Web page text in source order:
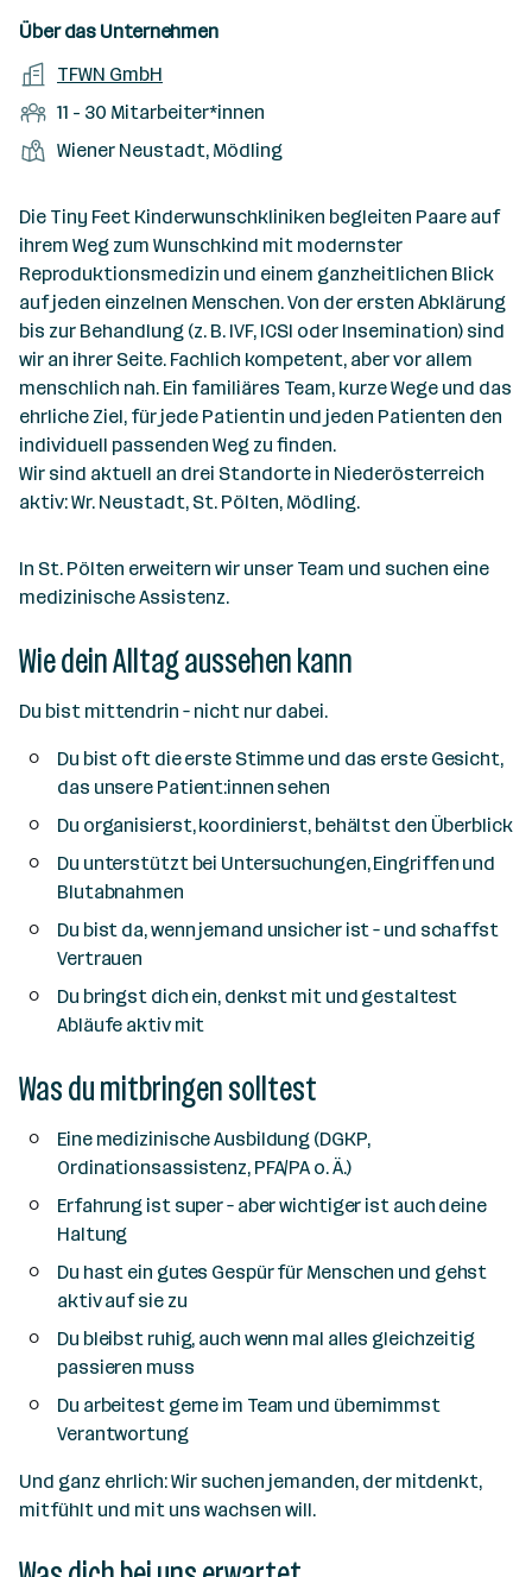
s
r
t
n
e
b
n
s
m
o
d
e
t
o
t
u
s
f
l
e
r
f
n
e
S
l
l
e
n
Über das Unternehmen
A
r
e
t
g
e
b
e
r
TFWN GmbH
M
i
t
r
b
e
i
t
e
r
*
i
n
n
n
a
z
h
11 - 30 Mitarbeiter*innen
S
a
n
d
o
r
t
e
Wiener Neustadt, Mödling
Die Tiny Feet Kinderwunschkliniken begleiten Paare auf
ihrem Weg zum Wunschkind mit modernster
Reproduktionsmedizin und einem ganzheitlichen Blick
auf jeden einzelnen Menschen. Von der ersten Abklärung
bis zur Behandlung (z. B. IVF, ICSI oder Insemination) sind
wir an ihrer Seite. Fachlich kompetent, aber vor allem
menschlich nah. Ein familiäres Team, kurze Wege und das
ehrliche Ziel, für jede Patientin und jeden Patienten den
individuell passenden Weg zu finden.
Wir sind aktuell an drei Standorte in Niederösterreich
aktiv: Wr. Neustadt, St. Pölten, Mödling.
In St. Pölten erweitern wir unser Team und suchen eine
medizinische Assistenz.
Wie dein Alltag aussehen kann
Du bist mittendrin – nicht nur dabei.
Du bist oft die erste Stimme und das erste Gesicht,
das unsere Patient:innen sehen
Du organisierst, koordinierst, behältst den Überblick
Du unterstützt bei Untersuchungen, Eingriffen und
Blutabnahmen
Du bist da, wenn jemand unsicher ist – und schaffst
Vertrauen
Du bringst dich ein, denkst mit und gestaltest
Abläufe aktiv mit
Was du mitbringen solltest
Eine medizinische Ausbildung (DGKP,
Ordinationsassistenz, PFA/PA o. Ä.)
Erfahrung ist super – aber wichtiger ist auch deine
Haltung
Du hast ein gutes Gespür für Menschen und gehst
aktiv auf sie zu
Du bleibst ruhig, auch wenn mal alles gleichzeitig
passieren muss
Du arbeitest gerne im Team und übernimmst
Verantwortung
Und ganz ehrlich: Wir suchen jemanden, der mitdenkt,
mitfühlt und mit uns wachsen will.